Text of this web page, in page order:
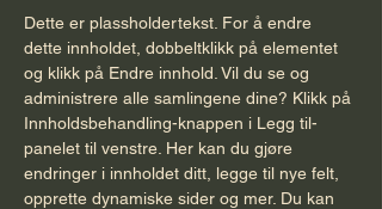
Dette er plassholdertekst. For å endre
dette innholdet, dobbeltklikk på elementet
og klikk på Endre innhold. Vil du se og
administrere alle samlingene dine? Klikk på
Innholdsbehandling-knappen i Legg til-
panelet til venstre. Her kan du gjøre
endringer i innholdet ditt, legge til nye felt,
opprette dynamiske sider og mer. Du kan